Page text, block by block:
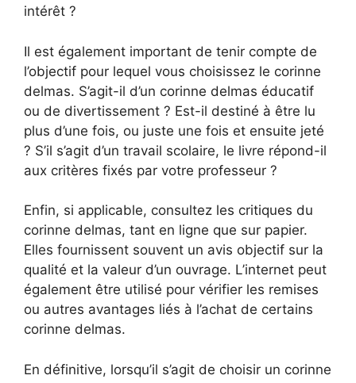
intérêt ?
Il est également important de tenir compte de
l’objectif pour lequel vous choisissez le corinne
delmas. S’agit-il d’un corinne delmas éducatif
ou de divertissement ? Est-il destiné à être lu
plus d’une fois, ou juste une fois et ensuite jeté
? S’il s’agit d’un travail scolaire, le livre répond-il
aux critères fixés par votre professeur ?
Enfin, si applicable, consultez les critiques du
corinne delmas, tant en ligne que sur papier.
Elles fournissent souvent un avis objectif sur la
qualité et la valeur d’un ouvrage. L’internet peut
également être utilisé pour vérifier les remises
ou autres avantages liés à l’achat de certains
corinne delmas.
En définitive, lorsqu’il s’agit de choisir un corinne